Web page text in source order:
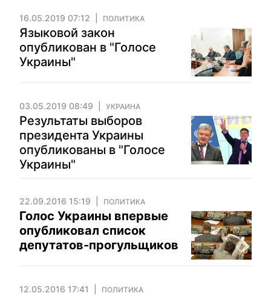
16.05.2019 07:12 ПОЛИТИКА
Языковой закон
опубликован в "Голосе
Украины"
03.05.2019 08:49 УКРАИНА
Результаты выборов
президента Украины
опубликованы в "Голосе
Украины"
22.09.2016 15:19 ПОЛИТИКА
Голос Украины впервые
опубликовал список
депутатов-прогульщиков
12.05.2016 17:41 ПОЛИТИКА